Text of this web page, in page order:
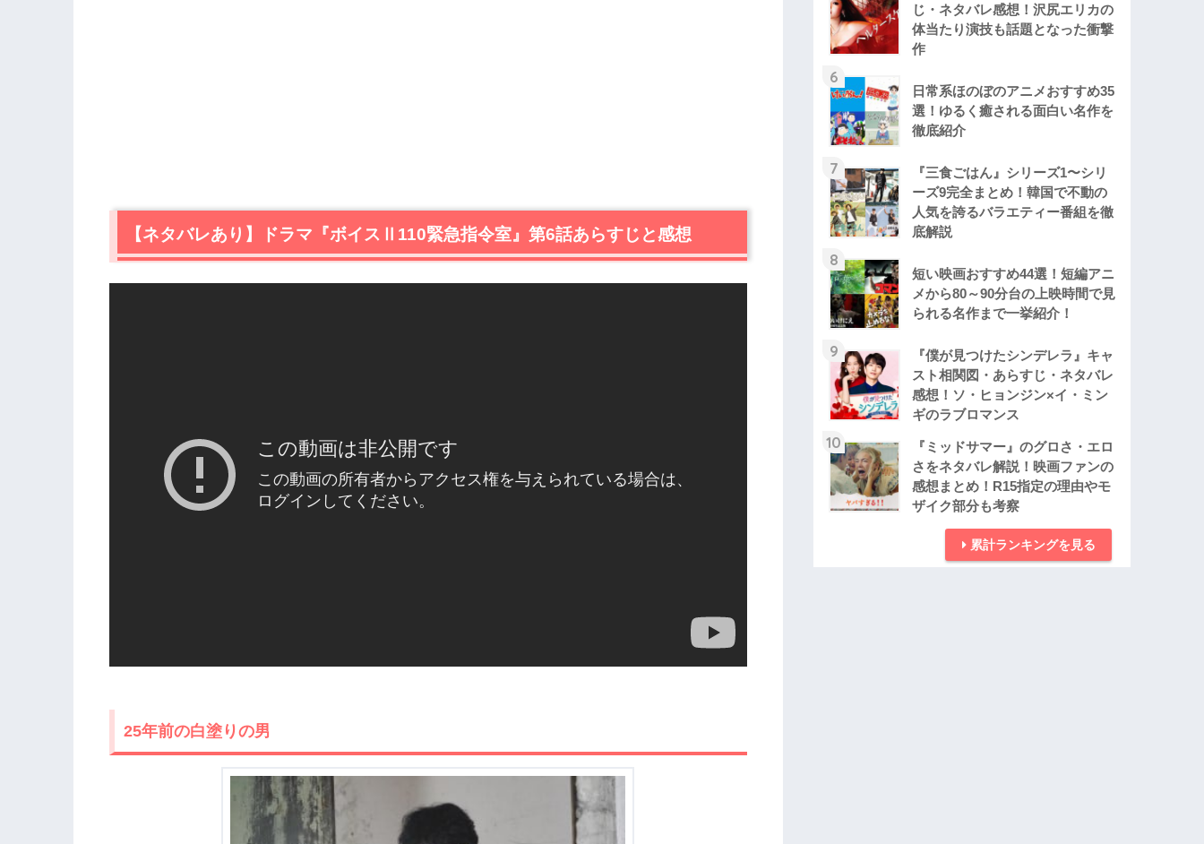
【ネタバレあり】ドラマ『ボイスⅡ110緊急指令室』第6話あらすじと感想
25年前の白塗りの男
じ・ネタバレ感想！沢尻エリカの
体当たり演技も話題となった衝撃
作
6
日常系ほのぼのアニメおすすめ35
選！ゆるく癒される面白い名作を
徹底紹介
7
『三食ごはん』シリーズ1〜シリ
ーズ9完全まとめ！韓国で不動の
人気を誇るバラエティー番組を徹
底解説
8
短い映画おすすめ44選！短編アニ
メから80～90分台の上映時間で見
られる名作まで一挙紹介！
9
『僕が見つけたシンデレラ』キャ
スト相関図・あらすじ・ネタバレ
感想！ソ・ヒョンジン×イ・ミン
ギのラブロマンス
10
『ミッドサマー』のグロさ・エロ
さをネタバレ解説！映画ファンの
感想まとめ！R15指定の理由やモ
ザイク部分も考察
累計ランキングを見る